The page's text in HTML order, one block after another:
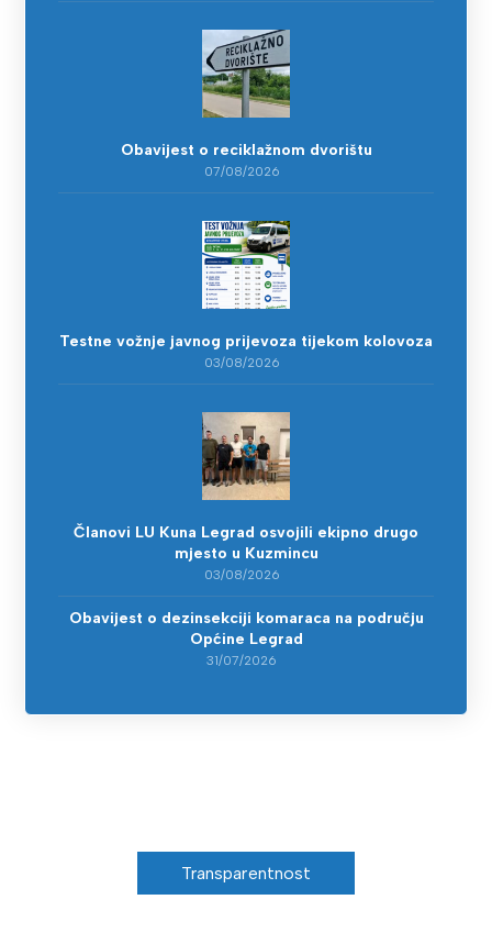
Obavijest o reciklažnom dvorištu
07/08/2026
Testne vožnje javnog prijevoza tijekom kolovoza
03/08/2026
Članovi LU Kuna Legrad osvojili ekipno drugo
mjesto u Kuzmincu
03/08/2026
Obavijest o dezinsekciji komaraca na području
Općine Legrad
31/07/2026
Transparentnost